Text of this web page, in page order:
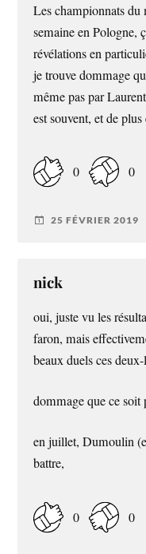
Les championnats du
semaine en Pologne,
révélations en
je trouve dommage
même pas par
est souvent, et de
0 0
25 FÉVRIER 2019
nick
oui, juste vu les
faron, mais
beaux duels ces
dommage que ce soit
en juillet, Dumoulin
battre,
0 0